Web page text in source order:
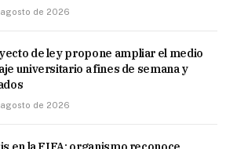
de 2026
de ley propone ampliar el medio
universitario a fines de semana y
de 2026